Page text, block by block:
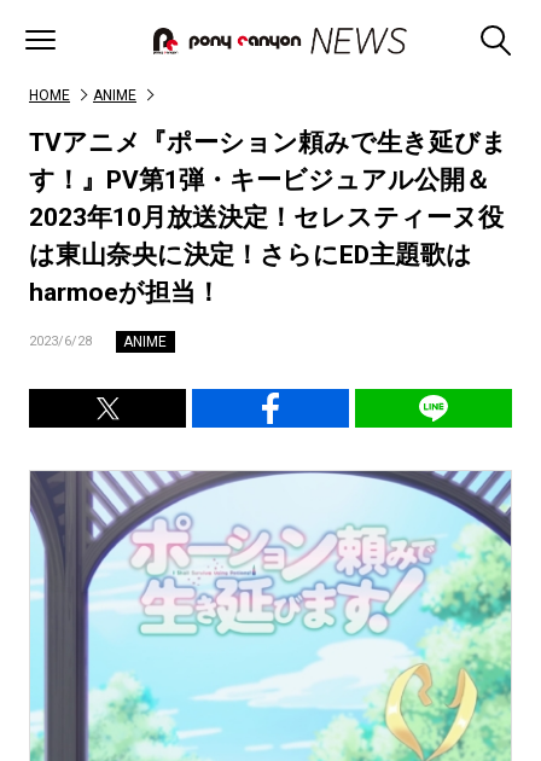
HOME ANIME
TVアニメ『ポーション頼みで生き延びま
す！』PV第1弾・キービジュアル公開＆
2023年10月放送決定！セレスティーヌ役
は東山奈央に決定！さらにED主題歌は
harmoeが担当！
2023/6/28 ANIME